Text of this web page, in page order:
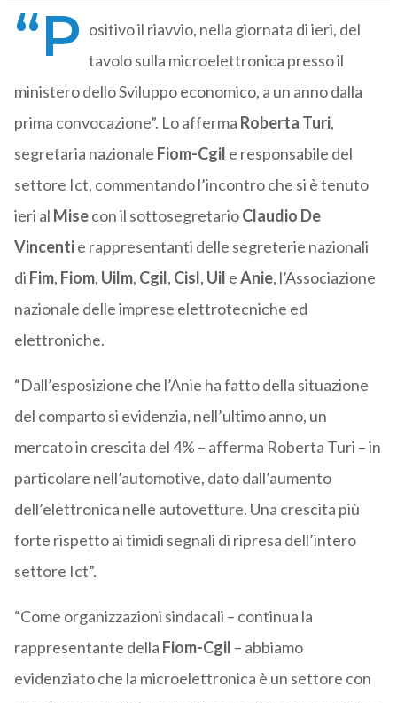
“P ositivo il riavvio, nella giornata di ieri, del
tavolo sulla microelettronica presso il
ministero dello Sviluppo economico, a un anno dalla
prima convocazione”. Lo afferma Roberta Turi,
segretaria nazionale Fiom-Cgil e responsabile del
settore Ict, commentando l’incontro che si è tenuto
ieri al Misecon il sottosegretarioClaudio De
Vincentie rappresentanti delle segreterie nazionali
di Fim, Fiom, Uilm, Cgil, Cisl, Uil eAnie, l’Associazione
nazionale delle imprese elettrotecniche ed
elettroniche.
“Dall’esposizione che l’Anie ha fatto della situazione
del comparto si evidenzia, nell’ultimo anno, un
mercato in crescita del 4% – afferma Roberta Turi – in
particolare nell’automotive, dato dall’aumento
dell’elettronica nelle autovetture. Una crescita più
forte rispetto ai timidi segnali di ripresa dell’intero
settore Ict”.
“Come organizzazioni sindacali – continua la
rappresentante della Fiom-Cgil – abbiamo
evidenziato che la microelettronica è un settore con